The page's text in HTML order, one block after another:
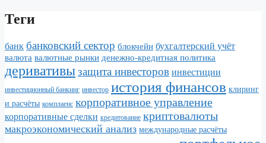
Теги
банк банковский сектор блокчейн бухгалтерский учёт
валюта валютные рынки денежно-кредитная политика
деривативы защита инвесторов инвестиции
инвестиционный банкинг инвестор история финансов клиринг
и расчёты комплаенс корпоративное управление
корпоративные сделки кредитование криптовалюты
макроэкономический анализ международные расчёты